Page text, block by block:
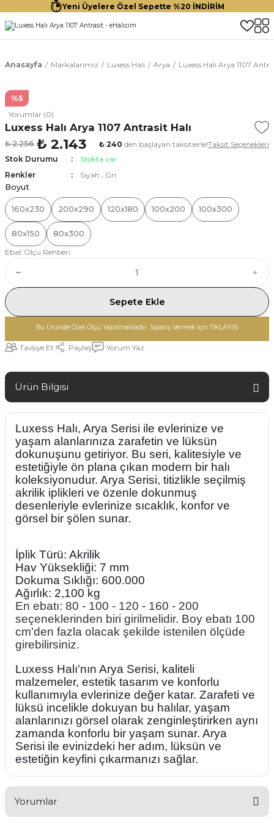
Yeni Üyelere Özel Sepette %20 İNDİRİM
Anasayfa Markalarımız Luxess Halı Arya Luxess Halı Arya 1107
%5
Yorumlar (0)
Luxess Halı Arya 1107 Antrasit Halı
₺ 2.256 ₺ 2.143 ₺ 240 den başlayan taksitlerle!Taksit Seçenekleri
Stok Durumu
Stokta var
Renkler
Siyah , Gri
Boyut
160x230 200x290 120x180 100x200 100x300
80x150
80x300
Ebat Ölçü Rehberi
Sepete Ekle
Bu Üründe Özel Ölçü Yapılmaktadır. Sipariş Vermek için TIKLAYIN
Tavsiye Et Paylaş Yorum Yaz
Ürün Bilgisi
Luxess Halı, Arya Serisi ile evlerinize ve
yaşam alanlarınıza zarafetin ve lüksün
dokunuşunu getiriyor. Bu seri, kalitesiyle ve
estetiğiyle ön plana çıkan modern bir halı
koleksiyonudur. Arya Serisi, titizlikle seçilmiş
akrilik iplikleri ve özenle dokunmuş
desenleriyle evlerinize sıcaklık, konfor ve
görsel bir şölen sunar.
İplik Türü: Akrilik
Hav Yüksekliği: 7 mm
Dokuma Sıklığı: 600.000
Ağırlık: 2,100 kg
En ebatı: 80 - 100 - 120 - 160 - 200
seçeneklerinden biri girilmelidir. Boy ebatı 100
cm'den fazla olacak şekilde istenilen ölçüde
girebilirsiniz.
Luxess Halı'nın Arya Serisi, kaliteli
malzemeler, estetik tasarım ve konforlu
kullanımıyla evlerinize değer katar. Zarafeti ve
lüksü incelikle dokuyan bu halılar, yaşam
alanlarınızı görsel olarak zenginleştirirken aynı
zamanda konforlu bir yaşam sunar. Arya
Serisi ile evinizdeki her adım, lüksün ve
estetiğin keyfini çıkarmanızı sağlar.
Yorumlar